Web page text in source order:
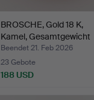
BROSCHE, Gold 18 K,
Kamel, Gesamtgewicht
4…
Beendet 21. Feb 2026
23 Gebote
188 USD